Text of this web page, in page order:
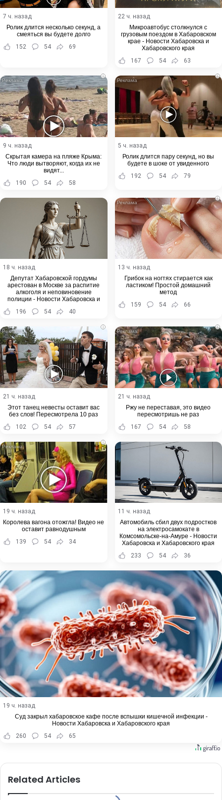
7 ч. назад
Ролик длится несколько секунд, а
смеяться вы будете долго
152
54 69
22 ч. назад
Микроавтобус столкнулся с
грузовым поездом в Хабаровском
крае - Новости Хабаровска и
Хабаровского края
167
54 63
i
9 ч. назад
Скрытая камера на пляже Крыма:
Что люди вытворяют, когда их не
видят...
190
54 58
i
5 ч. назад
Ролик длится пару секунд, но вы
будете в шоке от увиденного
192
54 79
18 ч. назад
Депутат Хабаровской гордумы
арестован в Москве за распитие
алкоголя и неповиновение
полиции - Новости Хабаровска и
196 54 40
i
13 ч. назад
Грибок на ногтях стирается как
ластиком! Простой домашний
метод
159
54 66
i
21 ч. назад
Этот танец невесты оставит вас
без слов! Пересмотрела 10 раз
102
54 57
i
21 ч. назад
Ржу не переставая, это видео
пересмотришь не раз
167
54 58
i
19 ч. назад
Королева вагона отожгла! Видео не
оставит равнодушным
139
54 34
11 ч. назад
Автомобиль сбил двух подростков
на электросамокате в
Комсомольске-на-Амуре - Новости
Хабаровска и Хабаровского края
233
54 36
19 ч. назад
Суд закрыл хабаровское кафе после вспышки кишечной инфекции -
Новости Хабаровска и Хабаровского края
260
54 65
Related Articles